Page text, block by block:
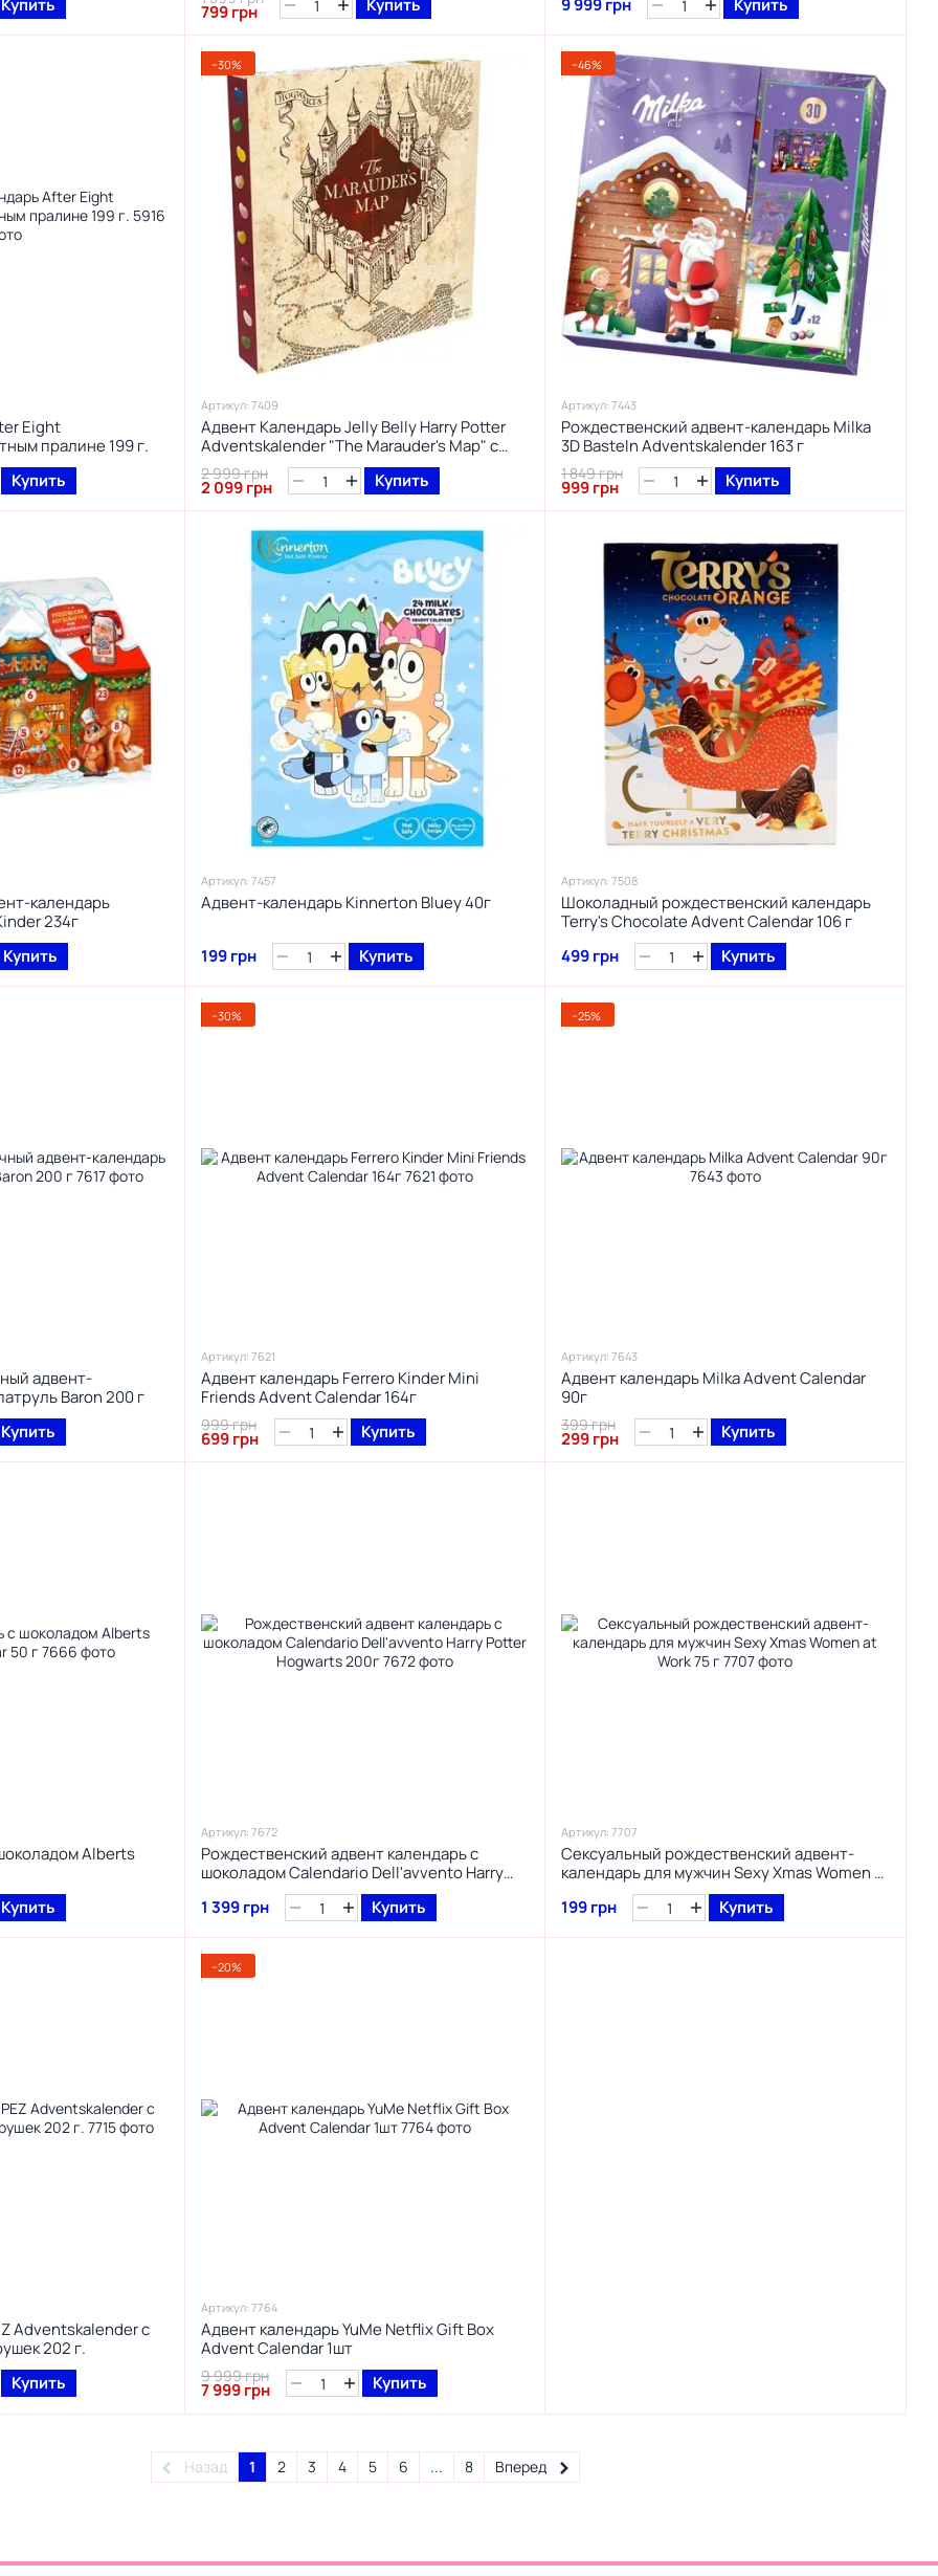
Купить 799 грн Купить 9 999 грн Купить
Eight
пралине 199 г.
Купить
−30%
Артикул: 7409
Адвент Календарь Jelly Belly Harry Potter
Adventskalender "The Marauder's Map" с
желейными бобами и картой мародеров
192 г.
2 999 грн
2 099 грн Купить
−46%
Артикул: 7443
Рождественский адвент-календарь Milka
3D Basteln Adventskalender 163 г
1 849 грн
999 грн Купить
календарь
234г
Купить
Артикул: 7457
Адвент-календарь Kinnerton Bluey 40г
199 грн Купить
Артикул: 7508
Шоколадный рождественский календарь
Terry's Chocolate Advent Calendar 106 г
499 грн
Купить
адвент-
Baron 200 г
Купить
−30%
Артикул: 7621
Адвент календарь Ferrero Kinder Mini
Friends Advent Calendar 164г
999 грн
699 грн Купить
−25%
Артикул: 7643
Адвент календарь Milka Advent Calendar
90г
399 грн
299 грн Купить
Alberts
Купить
Артикул: 7672
Рождественский адвент календарь с
шоколадом Calendario Dell'avvento Harry
Potter Hogwarts 200г
1 399 грн Купить
Артикул: 7707
Сексуальный рождественский адвент-
календарь для мужчин Sexy Xmas Women at
199 грн Купить
Adventskalender с
202 г.
Купить
−20%
Артикул: 7764
Адвент календарь YuMe Netflix Gift Box
Advent Calendar 1шт
9 999 грн
7 999 грн Купить
Назад 1 2 3 4 5 6 ... 8 Вперед